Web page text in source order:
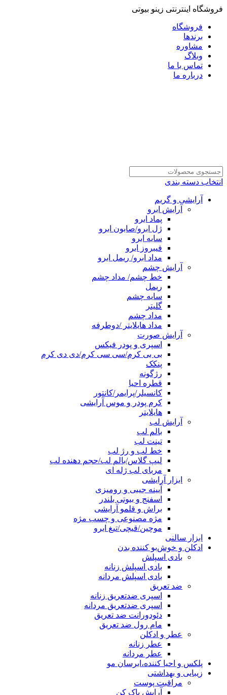
فروشگاه اینترنتی زینو بیوتی
فروشگاه
برندها
مشاوره
وبلاگ
تماس با ما
درباره ما
انتخاب دسته بندی
آرایشی و گریم
آرایش ابرو
پماد ابرو
ژل ابرو/صابون ابرو
سایه ابرو
فیبروز ابرو
مداد ابرو/ ریمل ابرو
آرایش چشم
خط چشم/ مداد چشم
ریمل
سایه چشم
گلیتر
مداد چشم
مداد هایلایتر /دوطرفه
آرایش صورت
اسپری و پودر فیکس
بی بی کرم/سی سی کرم/دی دی کرم
پنکک
رژگونه
قطره احیا
کانسیلر/پرایمر/کانتور
کرم پودر و موس آرایشی
هایلایتر
آرایش لب
بالم لب
تینت لب
خط لب و رژ لب
لیپ گلاس/بالم لب/حجم دهنده لب
مربای لب ژله ای
ابزار آرایشی
آیینه جیبی و رومیزی
اسفنج و بیوتی بلندر
براش و قلمو آرایشی
مژه مصنوعی و چسب مژه
موچین/قیچی/تیغ ابرو
ابزار سالنی
ادکلن و خوش‌بو کننده بدن
بادی اسپلش
بادی اسپلش زنانه
بادی اسپلش مردانه
ضد تعریق
اسپری ضدتعریق زنانه
اسپری ضدتعریق مردانه
دئودورانت ضد تعریق
مام رول ضد تعریق
عطر و ادکلن
عطر زنانه
عطر مردانه
پلکس و احیا کننده،ابرسان مو
زیبایی و بهداشتی
مراقبت پوست
آرایش پاک کن